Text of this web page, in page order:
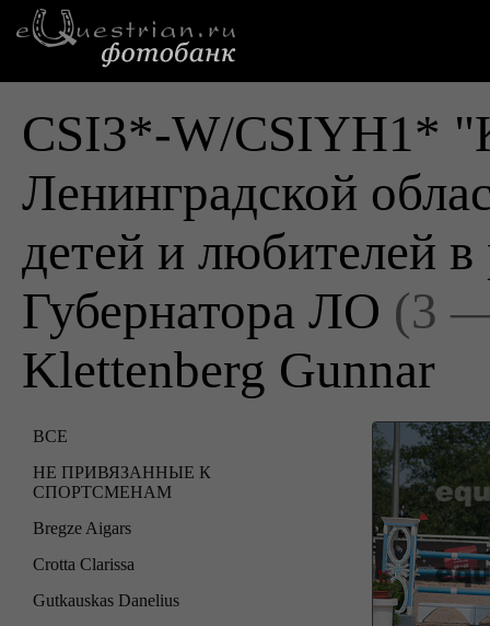
CSI3*-W/CSIYH1*
Ленинградской
детей и любителей
Губернатора ЛО (3
Klettenberg Gunnar
ВСЕ
НЕ ПРИВЯЗАННЫЕ К
СПОРТСМЕНАМ
Bregze Aigars
Crotta Clarissa
Gutkauskas Danelius